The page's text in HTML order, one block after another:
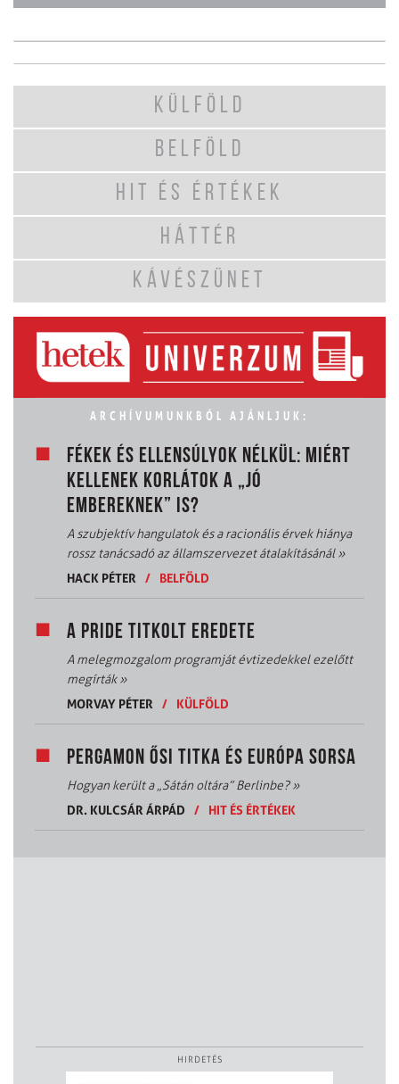
KÜLFÖLD
BELFÖLD
HIT ÉS ÉRTÉKEK
HÁTTÉR
KÁVÉSZÜNET
ARCHÍVUMUNKBÓL AJÁNLJUK:
FÉKEK ÉS ELLENSÚLYOK NÉLKÜL: MIÉRT
KELLENEK KORLÁTOK A „JÓ
EMBEREKNEK” IS?
A szubjektív hangulatok és a racionális érvek hiánya
rossz tanácsadó az államszervezet átalakításánál»
HACK PÉTER
/ BELFÖLD
A PRIDE TITKOLT EREDETE
A melegmozgalom programját évtizedekkel ezelőtt
megírták»
MORVAY PÉTER
/ KÜLFÖLD
PERGAMON ŐSI TITKA ÉS EURÓPA SORSA
Hogyan került a „Sátán oltára” Berlinbe?»
DR. KULCSÁR ÁRPÁD
/ HIT ÉS ÉRTÉKEK
HIRDETÉS